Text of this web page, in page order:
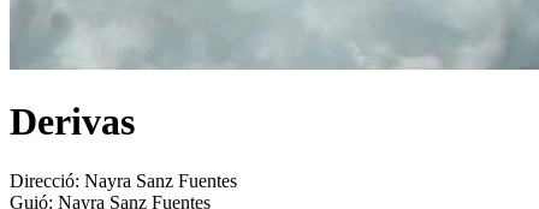
Derivas
Direcció: Nayra Sanz Fuentes
Guió: Nayra Sanz Fuentes